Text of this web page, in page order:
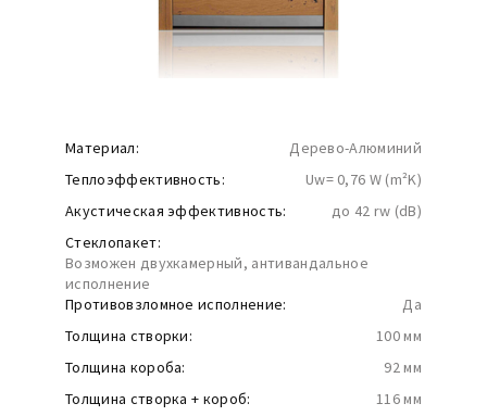
Материал:
Дерево-Алюминий
Теплоэффективность:
Uw= 0,76 W (m²K)
Акустическая эффективность:
до 42 rw (dB)
Стеклопакет:
Возможен двухкамерный, антивандальное
исполнение
Противовзломное исполнение:
Да
Толщина створки:
100 мм
Толщина короба:
92 мм
Толщина створка + короб:
116 мм